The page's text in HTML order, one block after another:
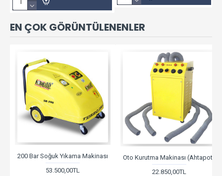
EN ÇOK GÖRÜNTÜLENENLER
200 Bar Soğuk Yıkama Makinası
53.500,00TL
Oto Kurutma Makinası (Ahtapot)
22.850,00TL